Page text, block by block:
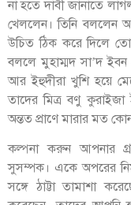
না হতে দাবী জানাতে
খেললেন। তিনি বললেন
উচিত ঠিক করে দিলে
বললে মুহাম্মদ সা’দ ইবন
আর ইহুদীরা খুশি হয়ে
তাদের মিত্র বণু কুরাইজা
অন্তত প্রাণে মারার মত
কল্পনা করুন আপনার
সুসম্পক। একে অপরের
সঙ্গে ঠাট্টা তামাশা